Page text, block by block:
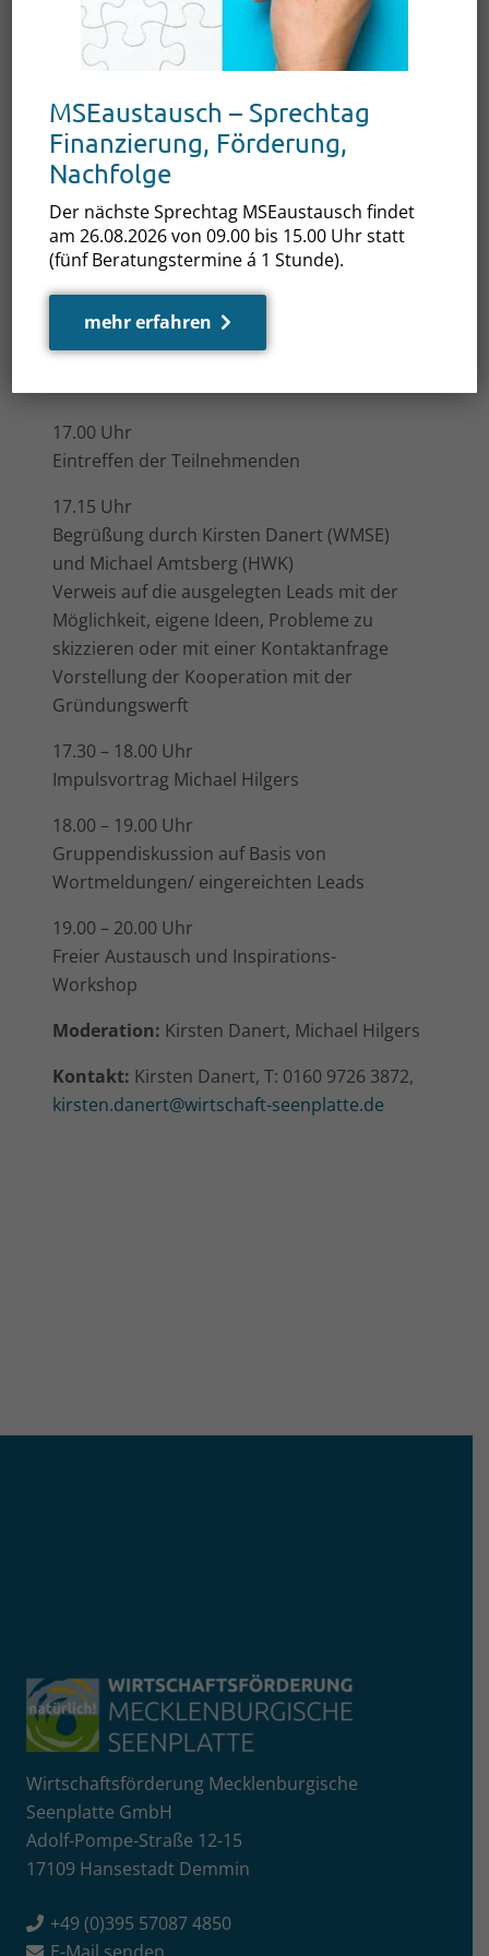
WANN: 18.09.2025, 17.00 bis 20.00 Uhr
EGZ Waren/ Müritz, Warendorfer Str.
20, 17192 Waren/Müritz
WER:Gründer, Nachfolger, Start-ups im
Handwerk, etablierte Unternehmen mit
Interesse am Austausch zu Produktion,
Produktentwicklung, Produktvermarktung
(vorw. Holz- und Metallverarbeitendes
Handwerk)
17.00 Uhr
Eintreffen der Teilnehmenden
17.15 Uhr
Begrüßung durch Kirsten Danert (WMSE)
und Michael Amtsberg (HWK)
Verweis auf die ausgelegten Leads mit der
Möglichkeit, eigene Ideen, Probleme zu
skizzieren oder mit einer Kontaktanfrage
Vorstellung der Kooperation mit der
Gründungswerft
17.30 – 18.00 Uhr
Impulsvortrag Michael Hilgers
18.00 – 19.00 Uhr
Gruppendiskussion auf Basis von
Wortmeldungen/ eingereichten Leads
19.00 – 20.00 Uhr
Freier Austausch und Inspirations-
Workshop
Moderation: Kirsten Danert, Michael Hilgers
Kontakt: Kirsten Danert, T: 0160 9726 3872,
kirsten.danert@wirtschaft-seenplatte.de
Wirtschaftsförderung Mecklenburgische
Seenplatte GmbH
Adolf-Pompe-Straße 12-15
17109 Hansestadt Demmin
+49 (0)395 57087 4850
E-Mail senden
MSEaustausch – Sprechtag
Finanzierung, Förderung,
Nachfolge
Der nächste Sprechtag MSEaustausch findet
am 26.08.2026 von 09.00 bis 15.00 Uhr statt
(fünf Beratungstermine á 1 Stunde).
mehr erfahren